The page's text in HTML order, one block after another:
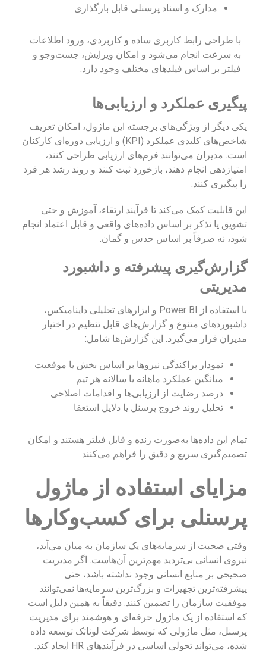
مدارک و اسناد پرسنلی قابل بارگذاری
با طراحی رابط کاربری ساده و کاربردی، ورود اطلاعات
به سرعت انجام می‌شود و امکان ویرایش، جست‌وجو و
فیلتر بر اساس فیلدهای مختلف وجود دارد.
پیگیری عملکرد و ارزیابی‌ها
یکی دیگر از ویژگی‌های برجسته این ماژول، امکان تعریف
شاخص‌های کلیدی عملکرد (KPI) و ارزیابی دوره‌ای کارکنان
است. مدیران می‌توانند فرم‌های ارزیابی طراحی کنند،
امتیازدهی انجام دهند، بازخورد ثبت کنند و روند رشد هر فرد
را پیگیری کنند.
این قابلیت کمک می‌کند تا فرآیند ارتقاء، آموزش و حتی
تشویق یا تذکر بر اساس داده‌های واقعی و قابل اعتماد انجام
شود، نه صرفاً بر اساس حدس و گمان.
گزارش‌گیری پیشرفته و داشبورد
مدیریتی
با استفاده از Power BI و ابزارهای تحلیلی داینامیکس،
داشبوردهای متنوع و گزارش‌های قابل تنظیم در اختیار
مدیران قرار می‌گیرد. این گزارش‌ها شامل:
نمودار پراکندگی نیروها بر اساس بخش یا موقعیت
میانگین عملکرد ماهانه یا سالانه هر تیم
درصد رضایت از ارزیابی‌ها و اقدامات اصلاحی
تحلیل روند خروج پرسنل یا دلایل استعفا
تمام این داده‌ها به‌صورت زنده و قابل فیلتر هستند و امکان
تصمیم‌گیری سریع و دقیق را فراهم می‌کنند.
مزایای استفاده از ماژول
پرسنلی برای کسب‌وکارها
وقتی صحبت از سرمایه‌های یک سازمان به میان می‌آید،
نیروی انسانی بی‌تردید مهم‌ترین آن‌هاست. اگر مدیریت
صحیحی بر منابع انسانی وجود نداشته باشد، حتی
پیشرفته‌ترین تجهیزات و بزرگ‌ترین سرمایه‌ها نمی‌توانند
موفقیت سازمان را تضمین کنند. دقیقاً به همین دلیل است
که استفاده از یک ماژول حرفه‌ای و هوشمند برای مدیریت
پرسنل، مثل ماژولی که توسط شرکت لوناتک توسعه داده
شده، می‌تواند تحولی اساسی در فرآیندهای HR ایجاد کند.